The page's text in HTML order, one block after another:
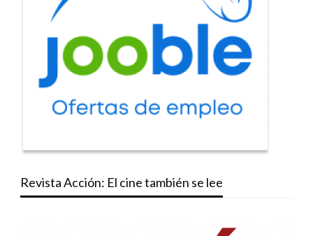
Revista Acción: El cine también se lee